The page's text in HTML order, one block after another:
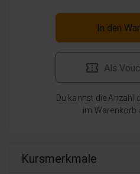
In den
Als
Du kannst die Anzahl
im Warenkorb
Kursmerkmale